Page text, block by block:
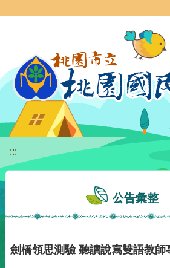
:::
公告彙整
劍橋領思測驗 聽讀說寫雙語教師